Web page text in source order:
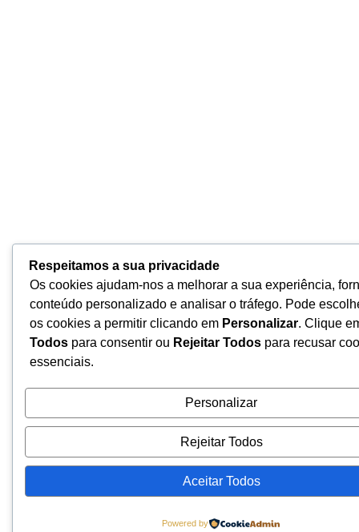
Respeitamos a sua privacidade
Os cookies ajudam-nos a melhorar a sua experiência,
conteúdo personalizado e analisar o tráfego. Pode
os cookies a permitir clicando em Personalizar. Clique
Todos para consentir ou Rejeitar Todos para recusar
essenciais.
Personalizar
Rejeitar Todos
Aceitar Todos
Powered by